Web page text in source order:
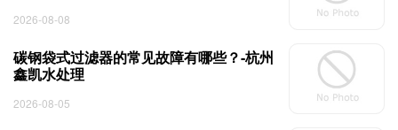
2026-08-08
碳钢袋式过滤器的常见故障有哪些？-杭州
鑫凯水处理
2026-08-05